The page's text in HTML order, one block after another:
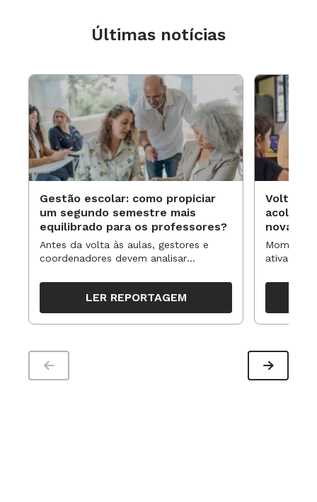
Últimas notícias
Gestão escolar: como propiciar
um segundo semestre mais
equilibrado para os professores?
Antes da volta às aulas, gestores e
coordenadores devem analisar
organizar ações para orientar o
trabalho pedagógico ao longo do
período
LER REPORTAGEM
Volta às
novas
ativa
propostas